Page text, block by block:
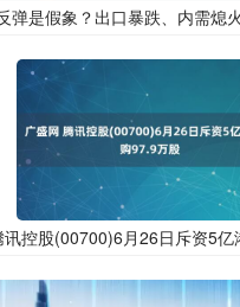
弹是假象？出口暴跌、内需熄
讯控股(00700)6月26日斥资5